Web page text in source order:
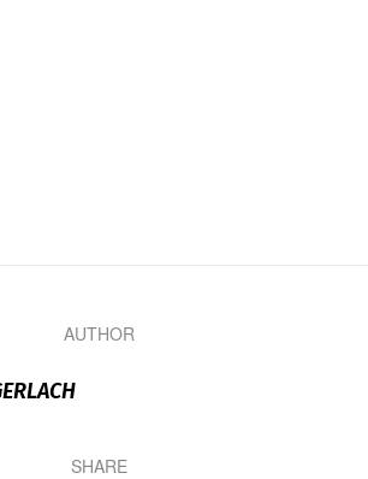
AUTHOR
SHARE